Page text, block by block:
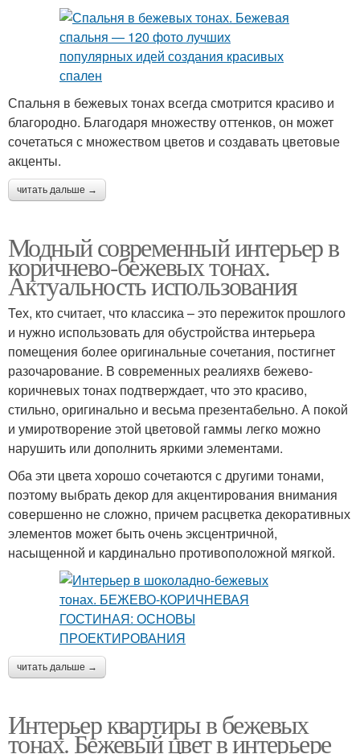
Спальня в бежевых тонах всегда смотрится красиво и
благородно. Благодаря множеству оттенков, он может
сочетаться с множеством цветов и создавать цветовые
акценты.
читать дальше →
Модный современный интерьер в
коричнево-бежевых тонах.
Актуальность использования
Тех, кто считает, что классика – это пережиток прошлого
и нужно использовать для обустройства интерьера
помещения более оригинальные сочетания, постигнет
разочарование. В современных реалияхв бежево-
коричневых тонах подтверждает, что это красиво,
стильно, оригинально и весьма презентабельно. А покой
и умиротворение этой цветовой гаммы легко можно
нарушить или дополнить яркими элементами.
Оба эти цвета хорошо сочетаются с другими тонами,
поэтому выбрать декор для акцентирования внимания
совершенно не сложно, причем расцветка декоративных
элементов может быть очень эксцентричной,
насыщенной и кардинально противоположной мягкой.
читать дальше →
Интерьер квартиры в бежевых
тонах. Бежевый цвет в интерьере